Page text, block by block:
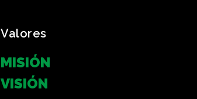
Valores
MISIÓN
VISIÓN